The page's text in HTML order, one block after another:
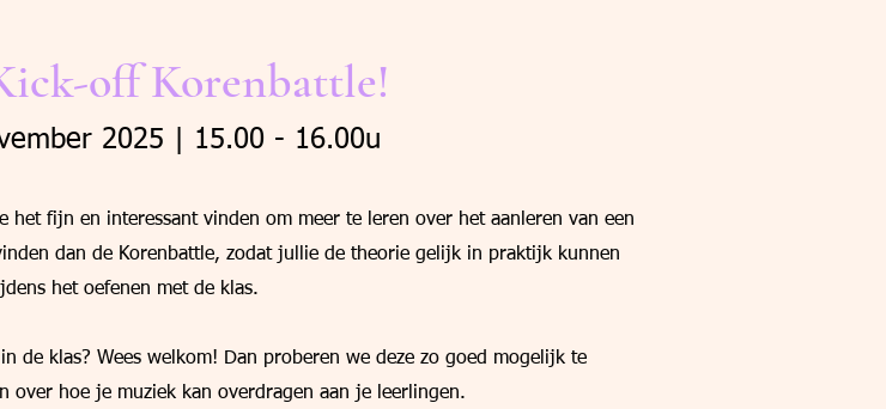
off Korenbattle!
2025 | 15.00 - 16.00u
fijn en interessant vinden om meer te leren over het aanleren van een
dan de Korenbattle, zodat jullie de theorie gelijk in praktijk kunnen
het oefenen met de klas.
de klas? Wees welkom! Dan proberen we deze zo goed mogelijk te
over hoe je muziek kan overdragen aan je leerlingen.